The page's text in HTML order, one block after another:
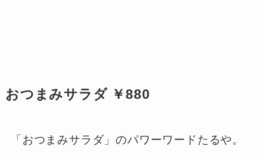
おつまみサラダ ￥880
「おつまみサラダ」のパワーワードたるや。